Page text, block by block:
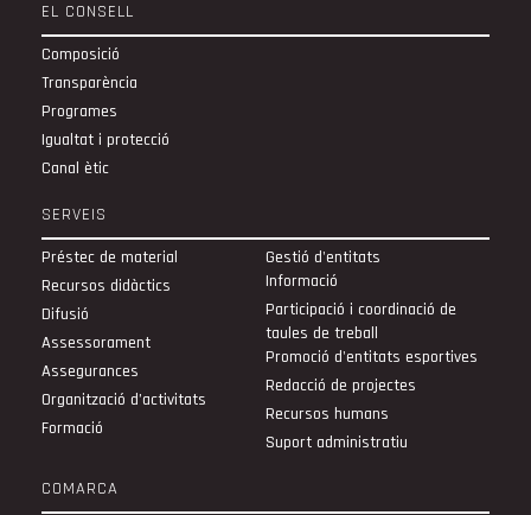
EL CONSELL
Composició
Transparència
Programes
Igualtat i protecció
Canal ètic
SERVEIS
Préstec de material
Recursos didàctics
Difusió
Assessorament
Assegurances
Organització d’activitats
Formació
Gestió d'entitats
Informació
Participació i coordinació de
taules de treball
Promoció d'entitats esportives
Redacció de projectes
Recursos humans
Suport administratiu
COMARCA